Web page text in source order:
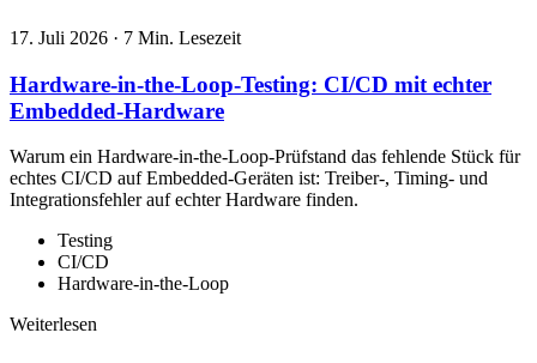
17. Juli 2026 · 7 Min. Lesezeit
Hardware-in-the-Loop-Testing: CI/CD mit echter
Embedded-Hardware
Warum ein Hardware-in-the-Loop-Prüfstand das fehlende Stück für
echtes CI/CD auf Embedded-Geräten ist: Treiber-, Timing- und
Integrationsfehler auf echter Hardware finden.
Testing
CI/CD
Hardware-in-the-Loop
Weiterlesen